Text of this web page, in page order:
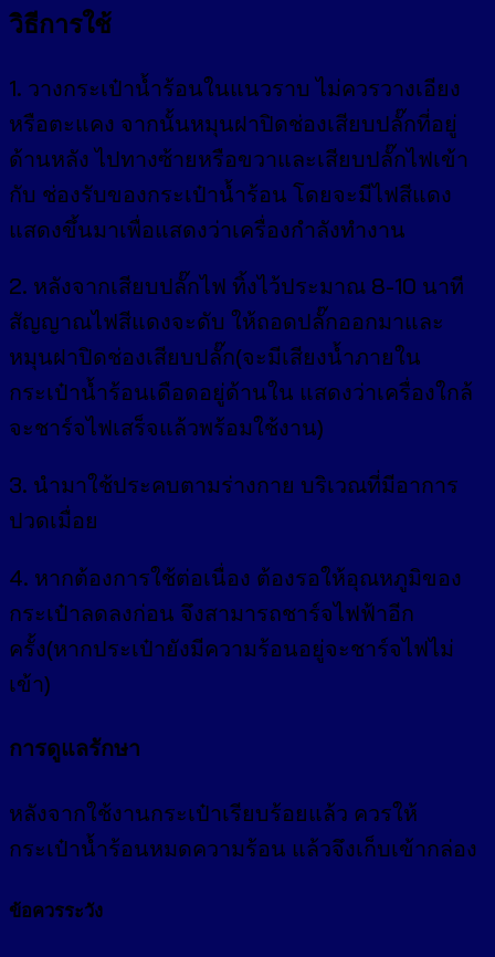
วิธีการใช้
1. วางกระเป๋าน้ำร้อนในแนวราบ ไม่ควรวางเอียง
หรือตะแคง จากนั้นหมุนฝาปิดช่องเสียบปลั๊กที่อยู่
ด้านหลัง ไปทางซ้ายหรือขวาและเสียบปลั๊กไฟเข้า
กับ ช่องรับของกระเป๋าน้ำร้อน โดยจะมีไฟสีแดง
แสดงขึ้นมาเพื่อแสดงว่าเครื่องกำลังทำงาน
2. หลังจากเสียบปลั๊กไฟ ทิ้งไว้ประมาณ 8-10 นาที
สัญญาณไฟสีแดงจะดับ ให้ถอดปลั๊กออกมาและ
หมุนฝาปิดช่องเสียบปลั๊ก(จะมีเสียงน้ำภายใน
กระเป๋าน้ำร้อนเดือดอยู่ด้านใน แสดงว่าเครื่องใกล้
จะชาร์จไฟเสร็จแล้วพร้อมใช้งาน)
3. นำมาใช้ประคบตามร่างกาย บริเวณที่มีอาการ
ปวดเมื่อย
4. หากต้องการใช้ต่อเนื่อง ต้องรอให้อุณหภูมิของ
กระเป๋าลดลงก่อน จึงสามารถชาร์จไฟฟ้าอีก
ครั้ง(หากประเป๋ายังมีความร้อนอยู่จะชาร์จไฟไม่
เข้า)
การดูแลรักษา
หลังจากใช้งานกระเป๋าเรียบร้อยแล้ว ควรให้
กระเป๋าน้ำร้อนหมดความร้อน แล้วจึงเก็บเข้ากล่อง
ข้อควรระวัง